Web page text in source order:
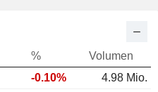
%
Volumen
-0.10%
4.98 Mio.